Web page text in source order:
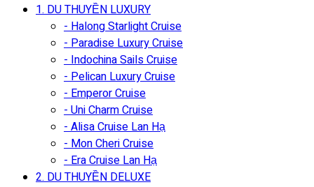
1. DU THUYỀN LUXURY
- Halong Starlight Cruise
- Paradise Luxury Cruise
- Indochina Sails Cruise
- Pelican Luxury Cruise
- Emperor Cruise
- Uni Charm Cruise
- Alisa Cruise Lan Hạ
- Mon Cheri Cruise
- Era Cruise Lan Hạ
2. DU THUYỀN DELUXE